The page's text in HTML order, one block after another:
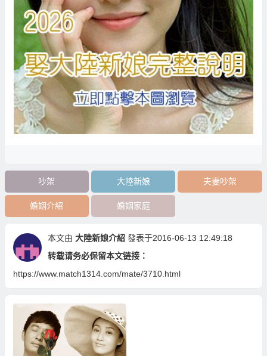
吵架 大陸新娘 夫妻吵架
婚姻介紹 婚姻家庭
本文由 大陸新娘介紹 發表于2016-06-13 12:49:18
转载请务必保留本文链接：
https://www.match1314.com/mate/3710.html